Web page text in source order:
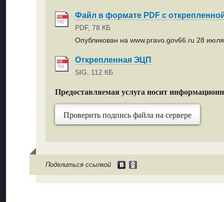
Файл в формате PDF с
PDF, 78 КБ
Опубликован на www.pravo.gov66.ru 28 июля
Открепленная ЭЦП
SIG, 112 КБ
Предоставляемая услуга носит
Проверить подпись файла на сервере
Поделиться ссылкой